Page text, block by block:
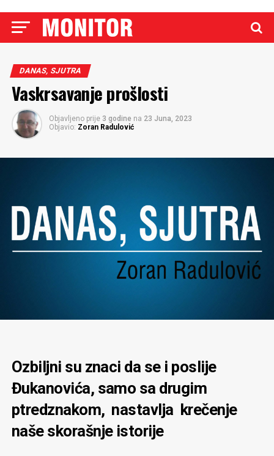
DANAS, SJUTRA
Vaskrsavanje prošlosti
Objavljeno prije 3 godine na 23 Juna, 2023
Objavio: Zoran Radulović
Ozbiljni su znaci da se i poslije
Đukanovića, samo sa drugim
ptredznakom, nastavlja krečenje
naše skorašnje istorije